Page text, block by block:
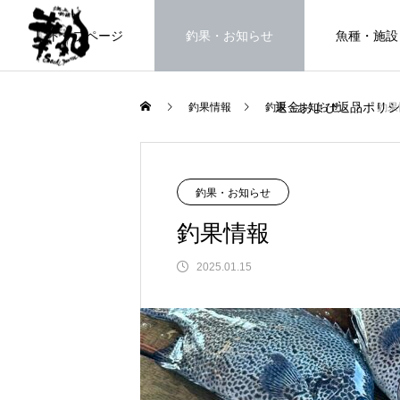
トップページ 釣果・お知らせ 魚種・施設
返金および返品ポリ
高知県唯一の海上釣堀。さぁ釣りま
FEATURE
釣果情報 釣果・お知らせ 釣
釣果・お知らせ
釣果情報
2025.01.15